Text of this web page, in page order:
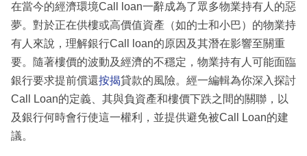
區
在當今的經濟環境Call loan一辭成為了眾多物業持有人的惡
夢。對於正在供樓或高價值資產（如的士和小巴）的物業持
有人來說，理解銀行Call loan的原因及其潛在影響至關重
要。隨著樓價的波動及經濟的不穩定，物業持有人可能面臨
銀行要求提前償還按揭貸款的風險。經一編輯為你深入探討
Call Loan的定義、其與負資產和樓價下跌之間的關聯，以
及銀行何時會行使這一權利，並提供避免被Call Loan的建
議。